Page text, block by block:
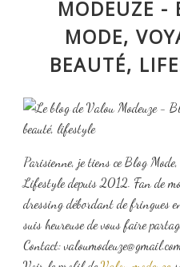
MODEUZE -
MODE,
BEAUTÉ,
Parisienne, je tiens ce Blog
Lifestyle depuis 2012. Fan de
dressing débordant de fringues
suis heureuse de vous faire
Contact: